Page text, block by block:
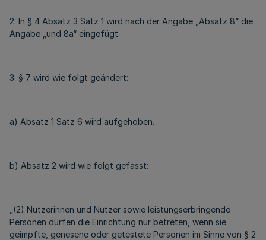
2. In § 4 Absatz 3 Satz 1 wird nach der Angabe „Absatz 8“ die
Angabe „und 8a“ eingefügt.
3. § 7 wird wie folgt geändert:
a) Absatz 1 Satz 6 wird aufgehoben.
b) Absatz 2 wird wie folgt gefasst:
„(2) Nutzerinnen und Nutzer sowie leistungserbringende
Personen dürfen die Einrichtung nur betreten, wenn sie
geimpfte, genesene oder getestete Personen im Sinne von § 2